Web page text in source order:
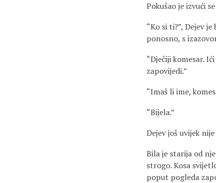
Pokušao je izvući
“Ko si ti?”, Dejev
ponosno, s
“Dječiji komesar.
zapovijedi.”
“Imaš li ime,
“Bijela.”
Dejev još uvijek
Bila je starija od
strogo. Kosa
poput pogleda